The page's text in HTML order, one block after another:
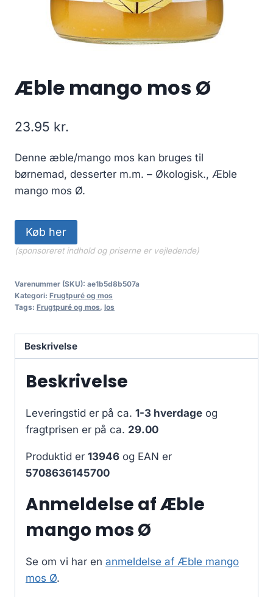
Æble mango mos Ø
23.95 kr.
Denne æble/mango mos kan bruges til
børnemad, desserter m.m. – Økologisk., Æble
mango mos Ø.
Køb her
(sponsoreret indhold og priserne er vejledende)
Varenummer (SKU): ae1b5d8b507a
Kategori: Frugtpuré og mos
Tags: Frugtpuré og mos, los
Beskrivelse
Beskrivelse
Leveringstid er på ca. 1-3 hverdage og
fragtprisen er på ca. 29.00
Produktid er 13946 og EAN er
5708636145700
Anmeldelse af Æble
mango mos Ø
Se om vi har en anmeldelse af Æble mango
mos Ø.